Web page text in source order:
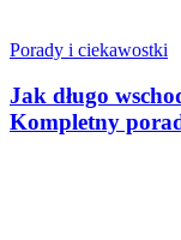
Porady i ciekawostki
Jak długo
Kompletny